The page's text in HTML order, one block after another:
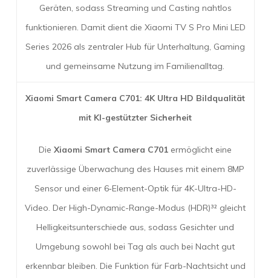
Geräten, sodass Streaming und Casting nahtlos
funktionieren. Damit dient die Xiaomi TV S Pro Mini LED
Series 2026 als zentraler Hub für Unterhaltung, Gaming
und gemeinsame Nutzung im Familienalltag.
Xiaomi Smart Camera C701: 4K Ultra HD Bildqualität
mit KI-gestützter Sicherheit
DieXiaomi Smart Camera C701 ermöglicht eine
zuverlässige Überwachung des Hauses mit einem 8MP
Sensor und einer 6‑Element-Optik für 4K-Ultra-HD-
Video. Der High-Dynamic-Range-Modus (HDR)³² gleicht
Helligkeitsunterschiede aus, sodass Gesichter und
Umgebung sowohl bei Tag als auch bei Nacht gut
erkennbar bleiben. Die Funktion für Farb-Nachtsicht und